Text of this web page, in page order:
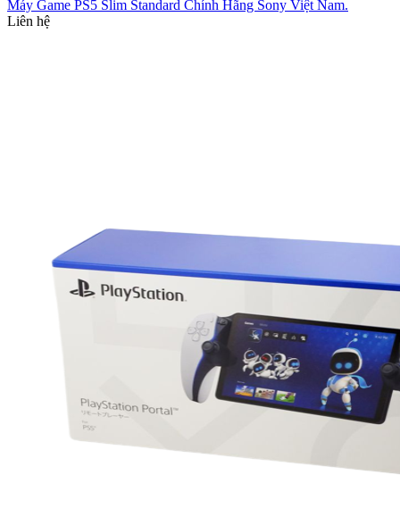
Máy Game PS5 Slim Standard Chính Hãng Sony Việt Nam.
Liên hệ